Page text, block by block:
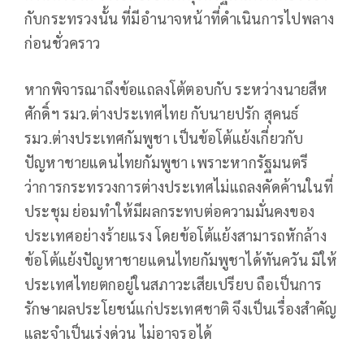
กับกระทรวงนั้น ที่มีอำนาจหน้าที่ดำเนินการไปพลาง
ก่อนชั่วคราว
หากพิจารณาถึงข้อแถลงโต้ตอบกับ ระหว่างนายสีห
ศักดิ์ฯ รมว.ต่างประเทศไทย กับนายปรัก สุคนธ์
รมว.ต่างประเทศกัมพูชา เป็นข้อโต้แย้งเกี่ยวกับ
ปัญหาชายแดนไทยกัมพูชา เพราะหากรัฐมนตรี
ว่าการกระทรวงการต่างประเทศไม่แถลงคัดค้านในที่
ประชุม ย่อมทำให้มีผลกระทบต่อความมั่นคงของ
ประเทศอย่างร้ายแรง โดยข้อโต้แย้งสามารถหักล้าง
ข้อโต้แย้งปัญหาชายแดนไทยกัมพูชาได้ทันควัน มิให้
ประเทศไทยตกอยู่ในสภาวะเสียเปรียบ ถือเป็นการ
รักษาผลประโยชน์แก่ประเทศชาติ จึงเป็นเรื่องสำคัญ
และจำเป็นเร่งด่วน ไม่อาจรอได้